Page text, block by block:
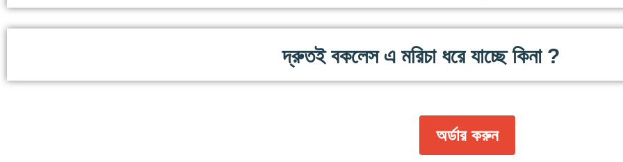
দ্রুতই বকলেস এ মরিচা ধরে যাচ্ছে কিনা ?
অর্ডার করুন